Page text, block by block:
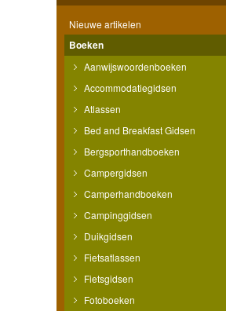
Nieuwe artikelen
Boeken
Aanwijswoordenboeken
Accommodatiegidsen
Atlassen
Bed and Breakfast Gidsen
Bergsporthandboeken
Campergidsen
Camperhandboeken
Campinggidsen
Duikgidsen
Fietsatlassen
Fietsgidsen
Fotoboeken